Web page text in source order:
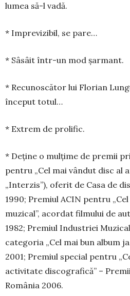
lumea să-l vadă.
* Imprevizibil, se pare…
* Sâsâit într-un mod şarmant.
* Recunoscător lui Florian
început totul…
* Extrem de prolific.
* Deţine o mulţime de premii
pentru „Cel mai vândut disc al
„Interzis”), oferit de Casa de
1990; Premiul ACIN pentru
muzical”, acordat filmului de
1982; Premiul Industriei
categoria „Cel mai bun album
2001; Premiul special pen­tru
activitate disco­gra­fică” –
România 2006.